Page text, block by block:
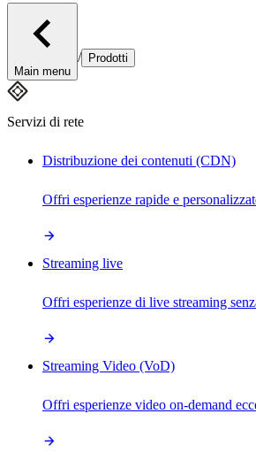
Main menu
/ Prodotti
Servizi di rete
Distribuzione dei contenuti (CDN)
Offri esperienze rapide e
Streaming live
Offri esperienze di live streaming
Streaming Video (VoD)
Offri esperienze video on-demand